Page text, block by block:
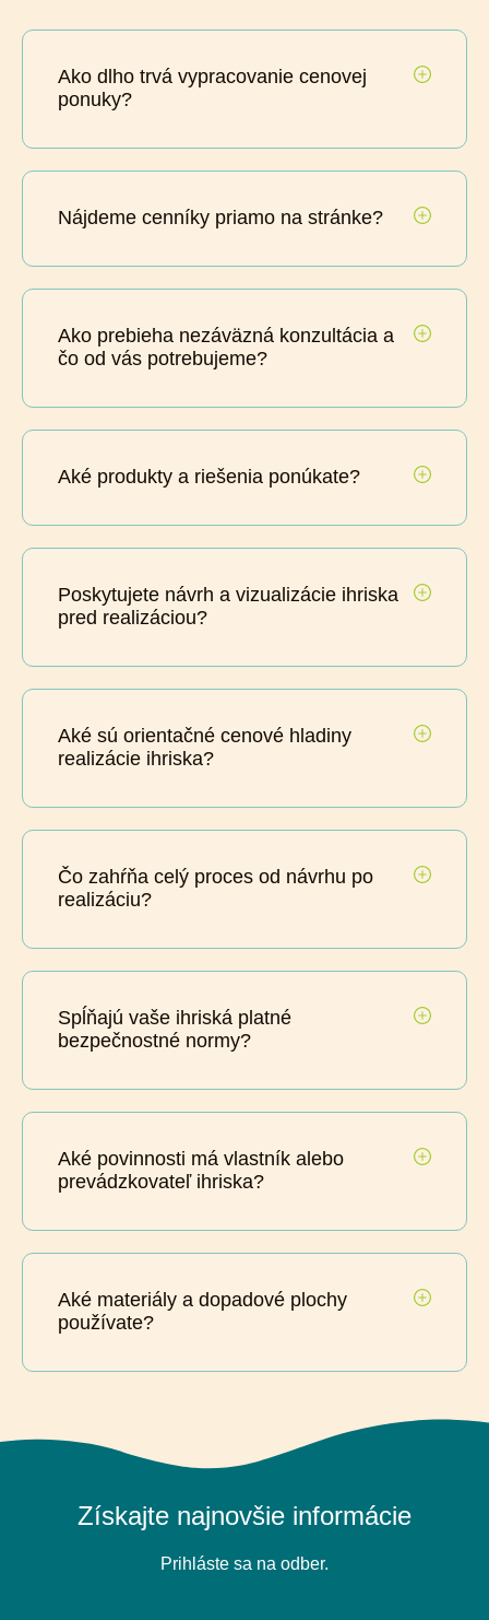
Ako dlho trvá vypracovanie cenovej
ponuky?
Nájdeme cenníky priamo na stránke?
Ako prebieha nezáväzná konzultácia a
čo od vás potrebujeme?
Aké produkty a riešenia ponúkate?
Poskytujete návrh a vizualizácie ihriska
pred realizáciou?
Aké sú orientačné cenové hladiny
realizácie ihriska?
Čo zahŕňa celý proces od návrhu po
realizáciu?
Spĺňajú vaše ihriská platné
bezpečnostné normy?
Aké povinnosti má vlastník alebo
prevádzkovateľ ihriska?
Aké materiály a dopadové plochy
používate?
Získajte najnovšie informácie
Prihláste sa na odber.